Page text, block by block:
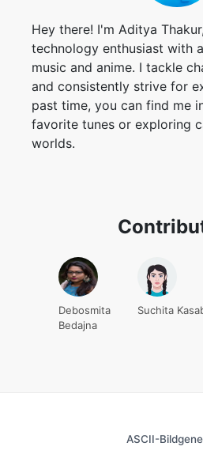
Hey there! I'm Aditya
technology enthusiast with
music and anime. I tackle
and consistently strive for
past time, you can find me
favorite tunes or exploring
worlds.
Debosmita
Bedajna
Suchita
ASCII-